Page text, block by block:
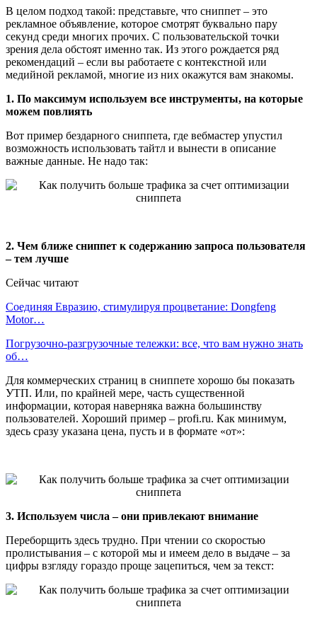
В целом подход такой: представьте, что сниппет – это
рекламное объявление, которое смотрят буквально пару
секунд среди многих прочих. С пользовательской точки
зрения дела обстоят именно так. Из этого рождается ряд
рекомендаций – если вы работаете с контекстной или
медийной рекламой, многие из них окажутся вам знакомы.
1. По максимум используем все инструменты, на которые
можем повлиять
Вот пример бездарного сниппета, где вебмастер упустил
возможность использовать тайтл и вынести в описание
важные данные. Не надо так:
2. Чем ближе сниппет к содержанию запроса пользователя
– тем лучше
Сейчас читают
Соединяя Евразию, стимулируя процветание: Dongfeng
Motor…
Погрузочно-разгрузочные тележки: все, что вам нужно знать
об…
Для коммерческих страниц в сниппете хорошо бы показать
УТП. Или, по крайней мере, часть существенной
информации, которая наверняка важна большинству
пользователей. Хороший пример – profi.ru. Как минимум,
здесь сразу указана цена, пусть и в формате «от»:
3. Используем числа – они привлекают внимание
Переборщить здесь трудно. При чтении со скоростью
пролистывания – с которой мы и имеем дело в выдаче – за
цифры взгляду гораздо проще зацепиться, чем за текст: